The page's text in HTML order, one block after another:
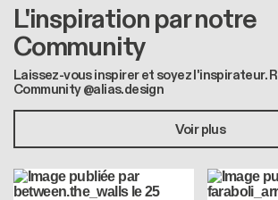
L'inspiration par notre
Community
Laissez-vous inspirer et soyez l'inspirateur.
Community @alias.design
Voir plus